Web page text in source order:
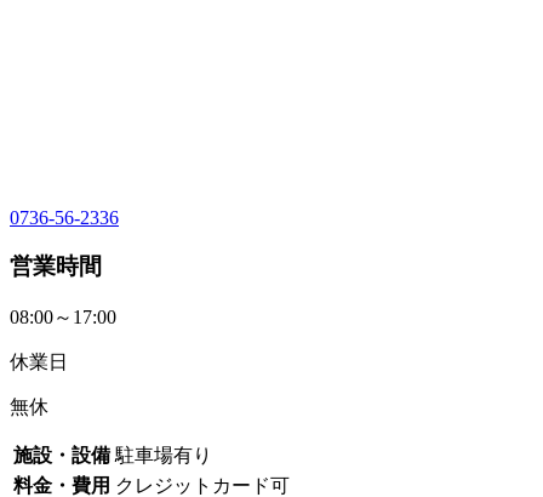
0736-56-2336
営業時間
08:00～17:00
休業日
無休
施設・設備 駐車場有り
料金・費用 クレジットカード可